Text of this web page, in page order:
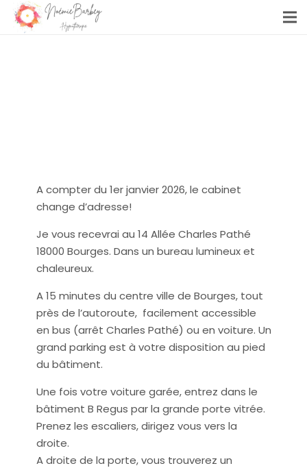
A compter du 1er janvier 2026, le cabinet
change d’adresse!
Je vous recevrai au 14 Allée Charles Pathé
18000 Bourges. Dans un bureau lumineux et
chaleureux.
A 15 minutes du centre ville de Bourges, tout
près de l’autoroute, facilement accessible
en bus (arrêt Charles Pathé) ou en voiture. Un
grand parking est à votre disposition au pied
du bâtiment.
Une fois votre voiture garée, entrez dans le
bâtiment B Regus par la grande porte vitrée.
Prenez les escaliers, dirigez vous vers la
droite.
A droite de la porte, vous trouverez un